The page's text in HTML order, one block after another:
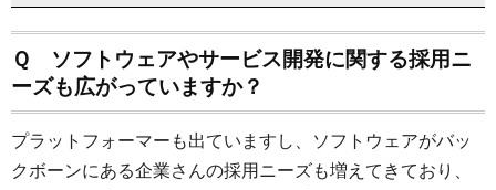
Ｑ ソフトウェアやサービス開発に関する採用ニ
ーズも広がっていますか？
プラットフォーマーも出ていますし、ソフトウェアがバッ
クボーンにある企業さんの採用ニーズも増えてきており、